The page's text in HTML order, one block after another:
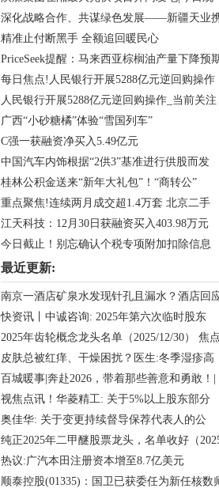
深化战略合作、共谋绿色发展——新疆天业
精准止付断黑手 全额追回暖民心
PriceSeek提醒：马来西亚棕榈油产量下降预
每日焦点!人民银行开展5288亿元逆回购操作
人民银行开展5288亿元逆回购操作_当前关注
广西“小砂糖橘”体验“雪国列车”
C强一获融资净买入5.49亿元
中国汽车内饰根据“2供3”基准进行供股而发
桂林公积金送来“新年大礼包”！“商转公”
重点聚焦!连续两月成交超1.4万套 北京二手
江天科技：12月30日获融资买入403.98万元
今日截止！别忘确认个税专项附加扣除信息
最近更新:
南京一酒店矿泉水发现针孔且漏水？酒店回
快资讯丨中诚咨询: 2025年第六次临时股东
2025年齿轮概念龙头名单（2025/12/30） 焦
皮肤总被红痒、干燥困扰？医生:冬季湿疹高
百城暖事|奔赴2026，带着那些善意和勇敢！|
视焦点讯！华菱精工: 关于5%以上股东部分
奥佳华: 关于变更持续督导保荐代表人的公
纯正2025年二甲醚股票龙头，名单收好（
热议:广汽本田注册资本增至8.7亿美元
顺泰控股(01335)：国卫已获委任为新任核数